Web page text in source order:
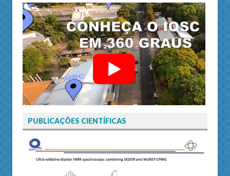
PUBLICAÇÕES CIENTÍFICAS